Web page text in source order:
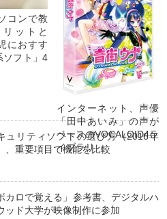
コンで教
ットと
におすす
ソフト」4
インターネット、声優
「田中あいみ」の声が
ベースのVOCALOID4ラ
イブラリ
ュリティソフトの選び方（2016年
、重要項目で機能を比較
カロで覚える」参考書、デジタルハ
ッド大学が映像制作に参加